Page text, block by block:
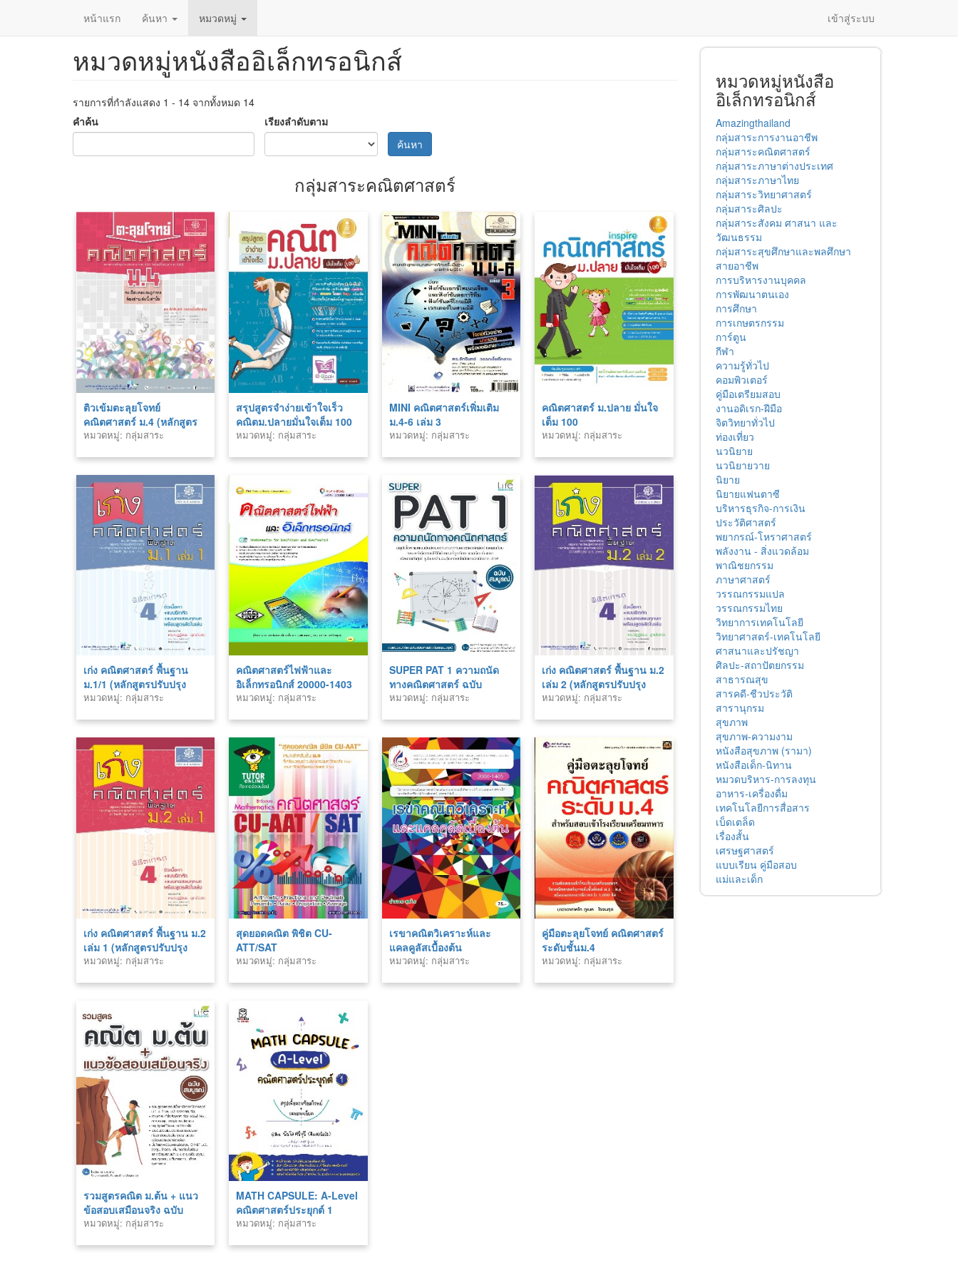
หน้าแรก ค้นหา หมวดหมู่ เข้าสู่ระบบ
หมวดหมู่หนังสืออิเล็กทรอนิกส์
รายการที่กำลังแสดง 1 - 14 จากทั้งหมด 14
คำค้น
เรียงลำดับตาม
ค้นหา
กลุ่มสาระคณิตศาสตร์
ติวเข้มตะลุยโจทย์
คณิตศาสตร์ ม.4 (หลักสูตร
ปรับปรุง พ.ศ.2560)
หมวดหมู่: กลุ่มสาระ
สรุปสูตรจำง่ายเข้าใจเร็ว
คณิตม.ปลายมั่นใจเต็ม 100
หมวดหมู่: กลุ่มสาระ
MINI คณิตศาสตร์เพิ่มเติม
ม.4-6 เล่ม 3
หมวดหมู่: กลุ่มสาระ
คณิตศาสตร์ ม.ปลาย มั่นใจ
เต็ม 100
หมวดหมู่: กลุ่มสาระ
เก่ง คณิตศาสตร์ พื้นฐาน
ม.1/1 (หลักสูตรปรับปรุง
พ.ศ.2560)
หมวดหมู่: กลุ่มสาระ
คณิตศาสตร์ไฟฟ้าและ
อิเล็กทรอนิกส์ 20000-1403
หมวดหมู่: กลุ่มสาระ
SUPER PAT 1 ความถนัด
ทางคณิตศาสตร์ ฉบับ
สมบูรณ์
หมวดหมู่: กลุ่มสาระ
เก่ง คณิตศาสตร์ พื้นฐาน ม.2
เล่ม 2 (หลักสูตรปรับปรุง
พ.ศ.2560)
หมวดหมู่: กลุ่มสาระ
เก่ง คณิตศาสตร์ พื้นฐาน ม.2
เล่ม 1 (หลักสูตรปรับปรุง
พ.ศ.2560)
หมวดหมู่: กลุ่มสาระ
สุดยอดคณิต พิชิต CU-
ATT/SAT
หมวดหมู่: กลุ่มสาระ
เรขาคณิตวิเคราะห์และ
แคลคูลัสเบื้องต้น
หมวดหมู่: กลุ่มสาระ
คู่มือตะลุยโจทย์ คณิตศาสตร์
ระดับชั้นม.4
หมวดหมู่: กลุ่มสาระ
รวมสูตรคณิต ม.ต้น + แนว
ข้อสอบเสมือนจริง ฉบับ
สมบูรณ์
หมวดหมู่: กลุ่มสาระ
MATH CAPSULE: A-Level
คณิตศาสตร์ประยุกต์ 1
หมวดหมู่: กลุ่มสาระ
หมวดหมู่หนังสือ
อิเล็กทรอนิกส์
Amazingthailand
กลุ่มสาระการงานอาชีพ
กลุ่มสาระคณิตศาสตร์
กลุ่มสาระภาษาต่างประเทศ
กลุ่มสาระภาษาไทย
กลุ่มสาระวิทยาศาสตร์
กลุ่มสาระศิลปะ
กลุ่มสาระสังคม ศาสนา และ
วัฒนธรรม
กลุ่มสาระสุขศึกษาและพลศึกษา
สายอาชีพ
การบริหารงานบุคคล
การพัฒนาตนเอง
การศึกษา
การเกษตรกรรม
การ์ตูน
กีฬา
ความรู้ทั่วไป
คอมพิวเตอร์
คู่มือเตรียมสอบ
งานอดิเรก-ฝีมือ
จิตวิทยาทั่วไป
ท่องเที่ยว
นวนิยาย
นวนิยายวาย
นิยาย
นิยายแฟนตาซี
บริหารธุรกิจ-การเงิน
ประวัติศาสตร์
พยากรณ์-โหราศาสตร์
พลังงาน - สิ่งแวดล้อม
พาณิชยกรรม
ภาษาศาสตร์
วรรณกรรมแปล
วรรณกรรมไทย
วิทยาการเทคโนโลยี
วิทยาศาสตร์-เทคโนโลยี
ศาสนาและปรัชญา
ศิลปะ-สถาปัตยกรรม
สาธารณสุข
สารคดี-ชีวประวัติ
สารานุกรม
สุขภาพ
สุขภาพ-ความงาม
หนังสือสุขภาพ (รามา)
หนังสือเด็ก-นิทาน
หมวดบริหาร-การลงทุน
อาหาร-เครื่องดื่ม
เทคโนโลยีการสื่อสาร
เบ็ดเตล็ด
เรื่องสั้น
เศรษฐศาสตร์
แบบเรียน คู่มือสอบ
แม่และเด็ก